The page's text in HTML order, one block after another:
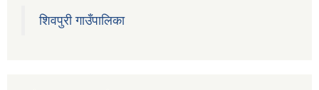
शिवपुरी गाउँपालिका